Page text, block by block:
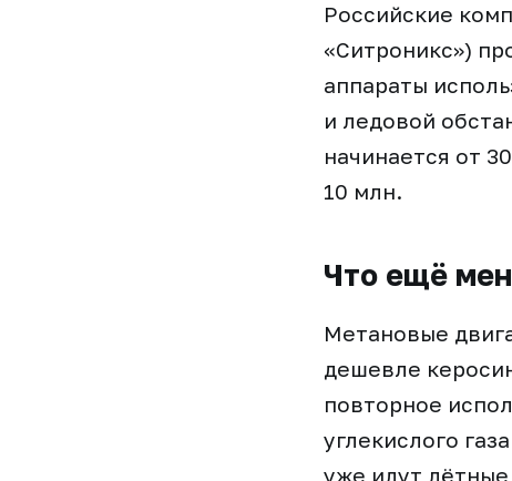
Российские
«Ситроникс»)
аппараты
и ледовой
начинается от
10 млн.
Что ещё
Метановые
дешевле
повторное
углекислого
уже идут